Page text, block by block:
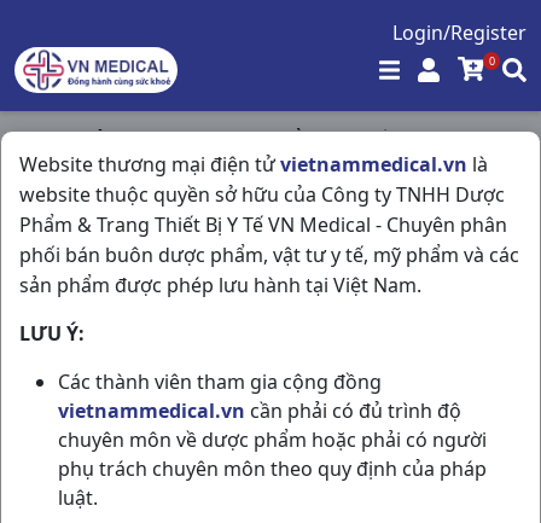
Login/Register
0
Website thương mại điện tửvietnammedical.vn là
website thuộc quyền sở hữu của Công ty TNHH Dược
Phẩm & Trang Thiết Bị Y Tế VN Medical - Chuyên phân
phối bán buôn dược phẩm, vật tư y tế, mỹ phẩm và các
sản phẩm được phép lưu hành tại Việt Nam.
LƯU Ý:
Các thành viên tham gia cộng đồng
vietnammedical.vn cần phải có đủ trình độ
chuyên môn về dược phẩm hoặc phải có người
phụ trách chuyên môn theo quy định của pháp
luật.
Trang chủ / Tim Mạch - Lợi Tiểu- Nội Tiết /
Czartan-50mg H50vn Macleods